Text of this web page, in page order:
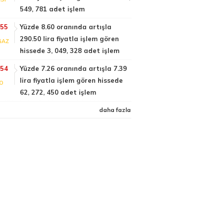
549, 781 adet işlem
Yüzde 8.60 oranında artışla
290.50 lira fiyatla işlem gören
hissede 3, 049, 328 adet işlem
Yüzde 7.26 oranında artışla 7.39
lira fiyatla işlem gören hissede
62, 272, 450 adet işlem
daha fazla